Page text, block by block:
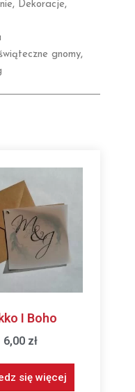
, Dekoracje,
świąteczne gnomy,
I Boho
6,00 zł
się więcej